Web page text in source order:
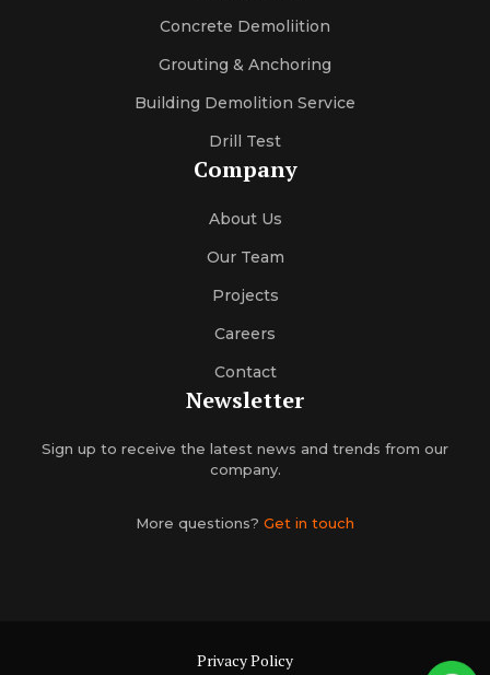
Concrete Demoliition
Grouting & Anchoring
Building Demolition Service
Drill Test
Company
About Us
Our Team
Projects
Careers
Contact
Newsletter
Sign up to receive the latest news and trends from our
company.
More questions? Get in touch
Privacy Policy